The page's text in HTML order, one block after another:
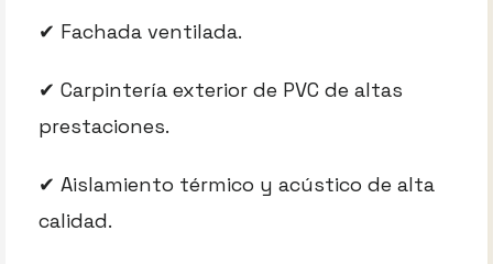
✔ Fachada ventilada.
✔ Carpintería exterior de PVC de altas
prestaciones.
✔ Aislamiento térmico y acústico de alta
calidad.